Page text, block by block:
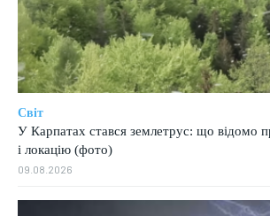
Світ
У Карпатах стався землетрус: що відомо
і локацію (фото)
09.08.2026